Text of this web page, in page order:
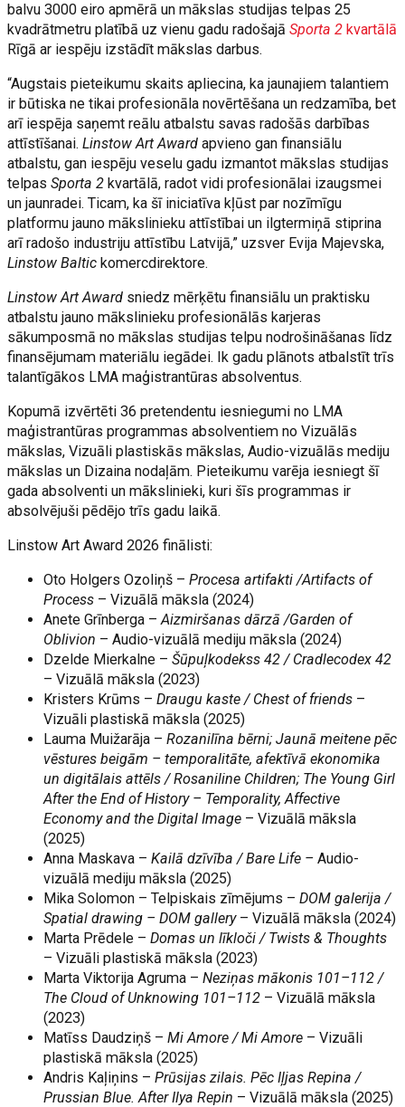
balvu 3000 eiro apmērā un mākslas studijas telpas 25
kvadrātmetru platībā uz vienu gadu radošajāSporta 2 kvartālā
Rīgā ar iespēju izstādīt mākslas darbus.
“Augstais pieteikumu skaits apliecina, ka jaunajiem talantiem
ir būtiska ne tikai profesionāla novērtēšana un redzamība, bet
arī iespēja saņemt reālu atbalstu savas radošās darbības
attīstīšanai.Linstow Art Award apvieno gan finansiālu
atbalstu, gan iespēju veselu gadu izmantot mākslas studijas
telpasSporta 2 kvartālā, radot vidi profesionālai izaugsmei
un jaunradei. Ticam, ka šī iniciatīva kļūst par nozīmīgu
platformu jauno mākslinieku attīstībai un ilgtermiņā stiprina
arī radošo industriju attīstību Latvijā,” uzsver Evija Majevska,
Linstow Baltickomercdirektore.
Linstow Art Award sniedz mērķētu finansiālu un praktisku
atbalstu jauno mākslinieku profesionālās karjeras
sākumposmā no mākslas studijas telpu nodrošināšanas līdz
finansējumam materiālu iegādei. Ik gadu plānots atbalstīt trīs
talantīgākos LMA maģistrantūras absolventus.
Kopumā izvērtēti 36 pretendentu iesniegumi no LMA
maģistrantūras programmas absolventiem no Vizuālās
mākslas, Vizuāli plastiskās mākslas, Audio-vizuālās mediju
mākslas un Dizaina nodaļām. Pieteikumu varēja iesniegt šī
gada absolventi un mākslinieki, kuri šīs programmas ir
absolvējuši pēdējo trīs gadu laikā.
Linstow Art Award 2026 finālisti:
Oto Holgers Ozoliņš –Procesa artifakti /Artifacts of
Process – Vizuālā māksla (2024)
Anete Grīnberga –Aizmiršanas dārzā /Garden of
Oblivion – Audio-vizuālā mediju māksla (2024)
Dzelde Mierkalne –Šūpuļkodekss 42 / Cradlecodex 42
– Vizuālā māksla (2023)
Kristers Krūms –Draugu kaste / Chest of friends –
Vizuāli plastiskā māksla (2025)
Lauma Muižarāja –Rozanilīna bērni; Jaunā meitene pēc
vēstures beigām – temporalitāte, afektīvā ekonomika
un digitālais attēls / Rosaniline Children; The Young Girl
After the End of History – Temporality, Affective
Economy and the Digital Image – Vizuālā māksla
(2025)
Anna Maskava –Kailā dzīvība / Bare Life – Audio-
vizuālā mediju māksla (2025)
Mika Solomon – Telpiskais zīmējums –DOM galerija /
Spatial drawing – DOM gallery– Vizuālā māksla (2024)
Marta Prēdele –Domas un līkloči / Twists & Thoughts
– Vizuāli plastiskā māksla (2023)
Marta Viktorija Agruma –Neziņas mākonis 101–112 /
The Cloud of Unknowing 101–112 – Vizuālā māksla
(2023)
Matīss Daudziņš –Mi Amore / Mi Amore – Vizuāli
plastiskā māksla (2025)
Andris Kaļiņins –Prūsijas zilais. Pēc Iļjas Repina /
Prussian Blue. After Ilya Repin – Vizuālā māksla (2025)